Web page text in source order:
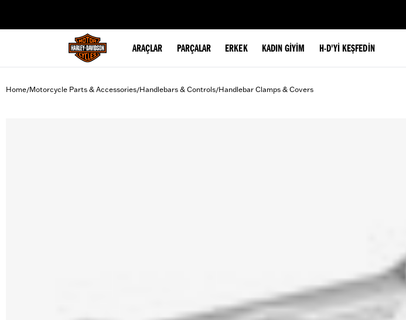
ARAÇLAR PARÇALAR ERKEK KADIN GIYIM H-D'YI KEŞFEDIN
Home/Motorcycle Parts & Accessories/Handlebars & Controls/Handlebar Clamps & Covers